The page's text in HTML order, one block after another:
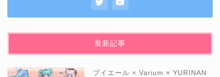
最新記事
ブイエール × Varium × YURINAN